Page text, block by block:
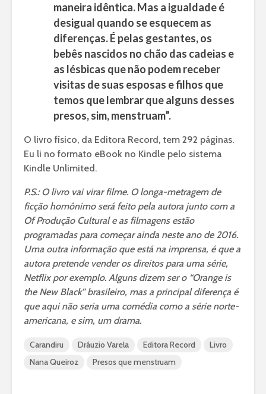
maneira idêntica. Mas a igualdade é
desigual quando se esquecem as
diferenças. É pelas gestantes, os
bebês nascidos no chão das cadeias e
as lésbicas que não podem receber
visitas de suas esposas e filhos que
temos que lembrar que alguns desses
presos, sim, menstruam”.
O livro físico, da Editora Record, tem 292 páginas.
Eu li no formato eBook no Kindle pelo sistema
Kindle Unlimited.
P.S.: O livro vai virar filme. O longa-metragem de
ficção homônimo será feito pela autora junto com a
Of Produção Cultural e as filmagens estão
programadas para começar ainda neste ano de 2016.
Uma outra informação que está na imprensa, é que a
autora pretende vender os direitos para uma série,
Netflix por exemplo. Alguns dizem ser o “Orange is
the New Black” brasileiro, mas a principal diferença é
que aqui não seria uma comédia como a série norte-
americana, e sim, um drama.
Carandiru Dráuzio Varela Editora Record
Livro
Nana Queiroz
Presos que menstruam